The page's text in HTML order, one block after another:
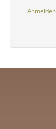
Anmelden